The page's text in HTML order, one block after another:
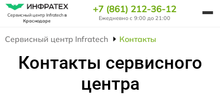
Сервисный центр Infratechв
Краснодаре
+7 (861) 212-36-12
Ежедневно с 9:00 до 21:00
Сервисный центр Infratech Контакты
Контакты сервисного
центра